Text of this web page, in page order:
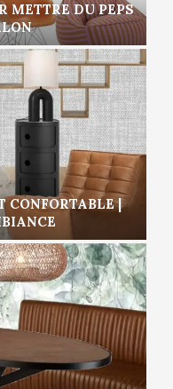
METTRE DU PEPS
CONFORTABLE |